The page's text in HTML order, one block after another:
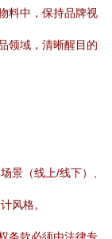
料中，保持品牌视
领域，清晰醒目的
景（线上/线下）、
风格。